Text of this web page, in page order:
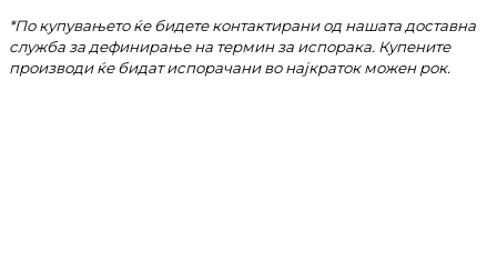
*По купувањето ќе бидете контактирани од нашата доставна
служба за дефинирање на термин за испорака. Купените
производи ќе бидат испорачани во најкраток можен рок.